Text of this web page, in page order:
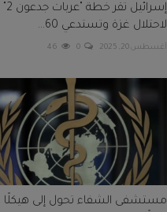
لاحتلال غزة وتستدعي 60...
أغسطس 20, 2025 0
46
مستشفى الشفاء تحول إلى هيكلًا